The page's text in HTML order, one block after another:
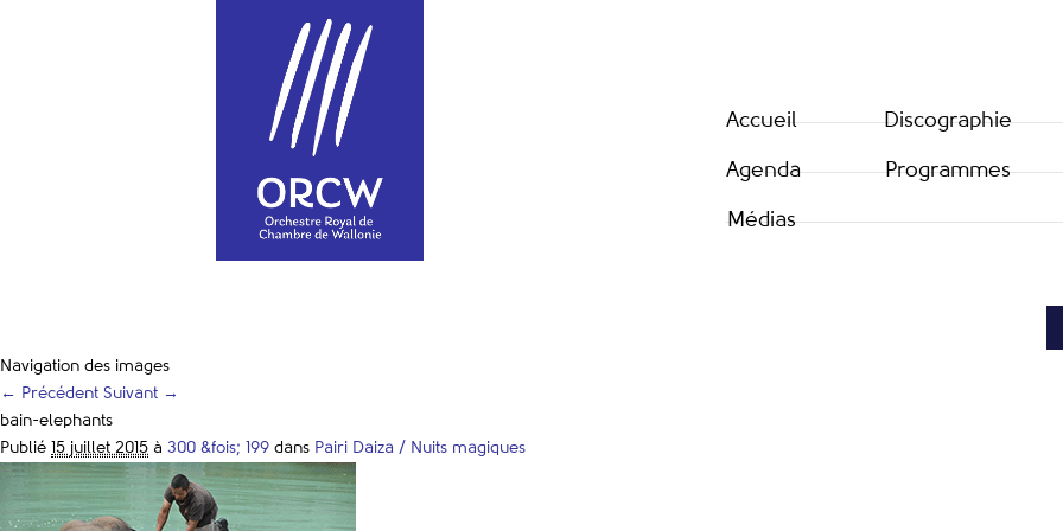
Accueil
Agenda
Médias
Discographie
Programmes
Navigation des images
← Précédent Suivant →
bain-elephants
Publié 15 juillet 2015 à 300 &fois; 199 dans Pairi Daiza / Nuits magiques